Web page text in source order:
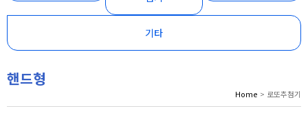
기타
핸드형
Home > 로또추첨기